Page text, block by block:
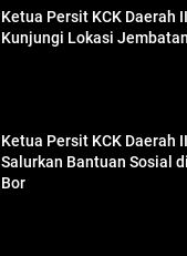
Ketua Persit KCK Daerah
Kunjungi Lokasi
Ketua Persit KCK Daerah
Salurkan Bantuan Sosial
Bor